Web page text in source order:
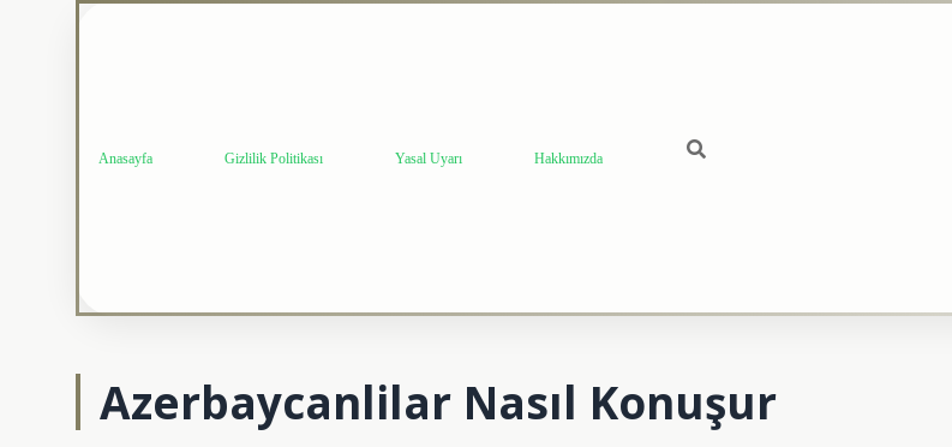
Anasayfa Gizlilik Politikası Yasal Uyarı Hakkımızda
Azerbaycanlilar Nasıl Konuşur